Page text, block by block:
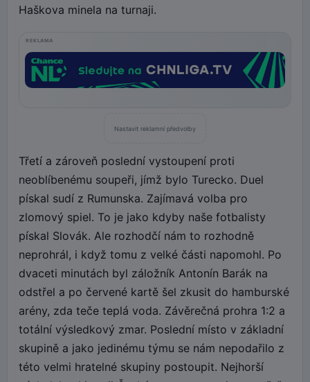
Haškova minela na turnaji.
REKLAMA
Nastavit reklamní předvolby
Třetí a zároveň poslední vystoupení proti
neoblíbenému soupeři, jímž bylo Turecko. Duel
pískal sudí z Rumunska. Zajímavá volba pro
zlomový spiel. To je jako kdyby naše fotbalisty
pískal Slovák. Ale rozhodčí nám to rozhodně
neprohrál, i když tomu z velké části napomohl. Po
dvaceti minutách byl záložník Antonín Barák na
odstřel a po červené kartě šel zkusit do hamburské
arény, zda teče teplá voda. Závěrečná prohra 1:2 a
totální výsledkový zmar. Poslední místo v základní
skupině a jako jedinému týmu se nám nepodařilo z
této velmi hratelné skupiny postoupit. Nejhorší